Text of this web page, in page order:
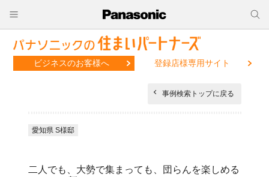
ビジネスのお客様へ 登録店様専用サイト
事例検索トップに戻る
愛知県 S様邸
二人でも、大勢で集まっても、団らんを楽しめる